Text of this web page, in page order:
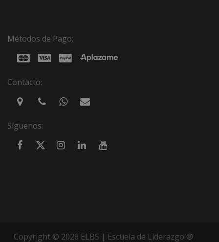
Métodos de Pago:
Contacto:
Síguenos:
Copyright © 2026 ELBS | Escuela de Liderazgo ®